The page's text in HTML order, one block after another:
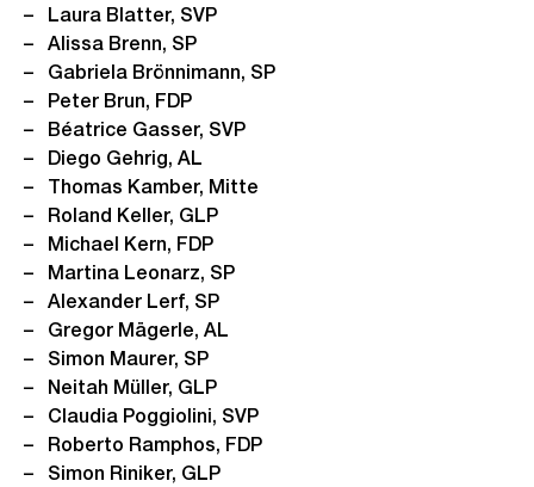
Laura Blatter, SVP
Alissa Brenn, SP
Gabriela Brönnimann, SP
Peter Brun, FDP
Béatrice Gasser, SVP
Diego Gehrig, AL
Thomas Kamber, Mitte
Roland Keller, GLP
Michael Kern, FDP
Martina Leonarz, SP
Alexander Lerf, SP
Gregor Mägerle, AL
Simon Maurer, SP
Neitah Müller, GLP
Claudia Poggiolini, SVP
Roberto Ramphos, FDP
Simon Riniker, GLP